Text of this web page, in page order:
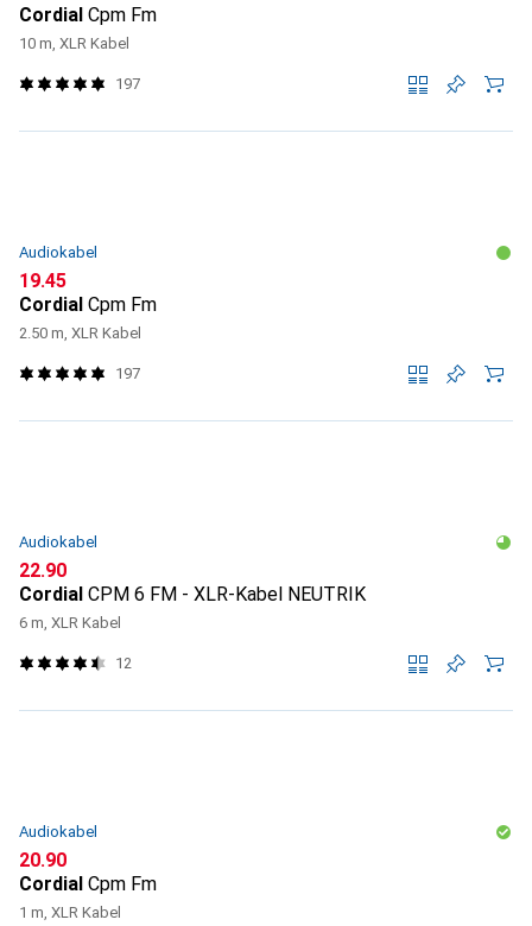
Cordial Cpm Fm
10 m, XLR Kabel
197
Audiokabel
CHF
19.45
Cordial Cpm Fm
2.50 m, XLR Kabel
197
Audiokabel
CHF
22.90
Cordial CPM 6 FM - XLR-Kabel NEUTRIK
6 m, XLR Kabel
12
Audiokabel
CHF
20.90
Cordial Cpm Fm
1 m, XLR Kabel